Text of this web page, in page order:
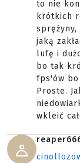
to nie
krótkich
sprężyny,
jaką
lufę i
bo tak
fps'ów bo
Proste.
wkleić